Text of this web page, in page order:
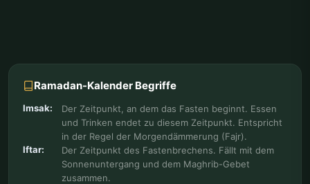
Ramadan-Kalender Begriffe
Imsak:
Der Zeitpunkt, an dem das Fasten beginnt. Essen
und Trinken endet zu diesem Zeitpunkt. Entspricht
in der Regel der Morgendämmerung (Fajr).
Iftar:
Der Zeitpunkt des Fastenbrechens. Fällt mit dem
Sonnenuntergang und dem Maghrib-Gebet
zusammen.